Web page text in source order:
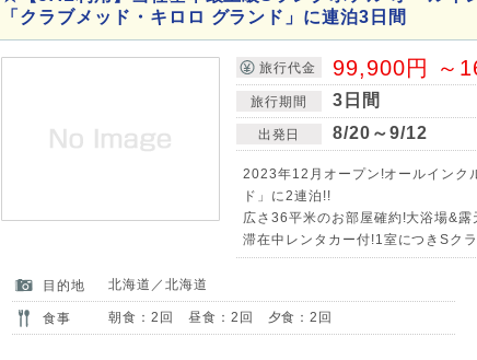
「クラブメッド・キロロ グランド」に連泊3日間
旅行代金 99,900円 ～
旅行期間 3日間
出発日 8/20～9/12
2023年12月オープン!オールインク
ド」に2連泊!!
広さ36平米のお部屋確約!大浴場&露
滞在中レンタカー付!1室につきSク
目的地 北海道／北海道
食事 朝食：2回 昼食：2回 夕食：2回